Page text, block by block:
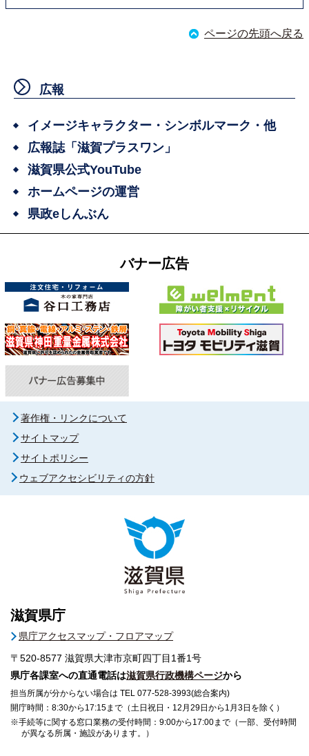
ページの先頭へ戻る
広報
イメージキャラクター・シンボルマーク・他
広報誌「滋賀プラスワン」
滋賀県公式YouTube
ホームページの運営
県政eしんぶん
バナー広告
著作権・リンクについて
サイトマップ
サイトポリシー
ウェブアクセシビリティの方針
滋賀県庁
県庁アクセスマップ・フロアマップ
〒520-8577 滋賀県大津市京町四丁目1番1号
県庁各課室への直通電話は滋賀県行政機構ページから
担当所属が分からない場合は TEL 077-528-3993(総合案内)
開庁時間：8:30から17:15まで（土日祝日・12月29日から1月3日を除く）
※手続等に関する窓口業務の受付時間：9:00から17:00まで（一部、受付時間
が異なる所属・施設があります。）